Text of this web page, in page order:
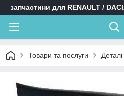
запчастини для RENAULT /
Товари та послуги